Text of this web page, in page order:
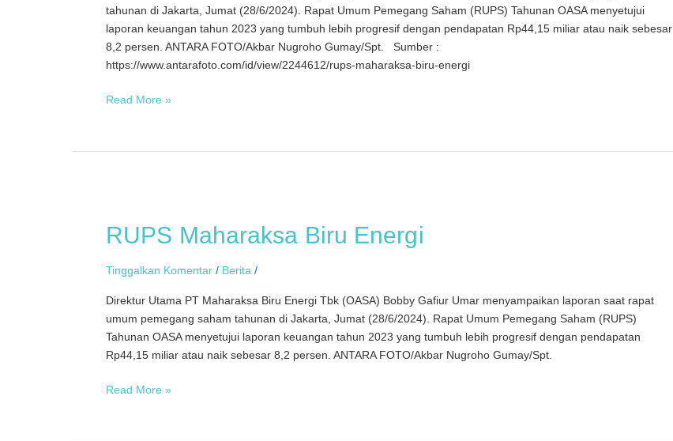
tahunan di Jakarta, Jumat (28/6/2024). Rapat Umum Pemegang Saham (RUPS) Tahunan OASA menyetujui
laporan keuangan tahun 2023 yang tumbuh lebih progresif dengan pendapatan Rp44,15 miliar atau naik sebesar
8,2 persen. ANTARA FOTO/Akbar Nugroho Gumay/Spt. Sumber :
https://www.antarafoto.com/id/view/2244612/rups-maharaksa-biru-energi
Read More »
RUPS Maharaksa Biru Energi
Tinggalkan Komentar / Berita /
Direktur Utama PT Maharaksa Biru Energi Tbk (OASA) Bobby Gafiur Umar menyampaikan laporan saat rapat
umum pemegang saham tahunan di Jakarta, Jumat (28/6/2024). Rapat Umum Pemegang Saham (RUPS)
Tahunan OASA menyetujui laporan keuangan tahun 2023 yang tumbuh lebih progresif dengan pendapatan
Rp44,15 miliar atau naik sebesar 8,2 persen. ANTARA FOTO/Akbar Nugroho Gumay/Spt.
Biru
Energi
Read More »